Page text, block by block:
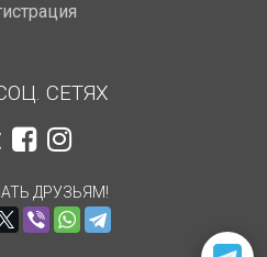
СЕТЯХ
ДРУЗЬЯМ!